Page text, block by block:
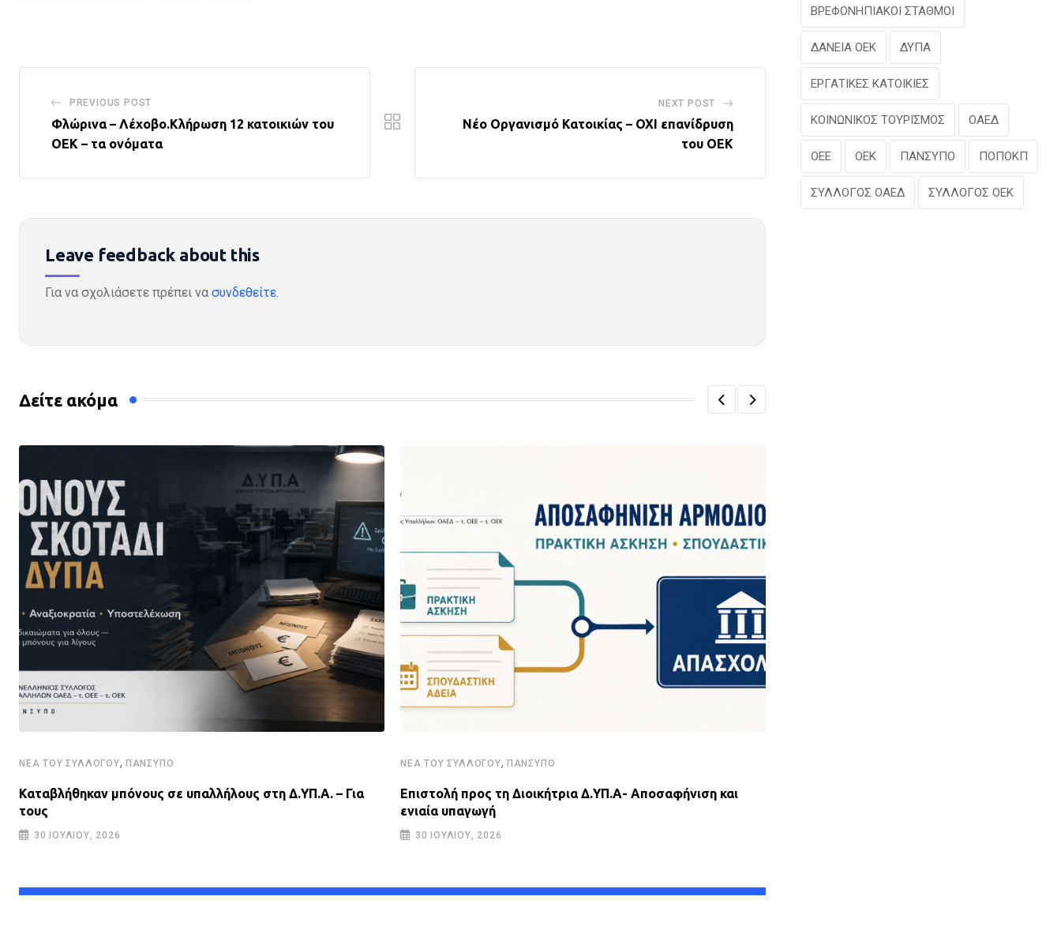
PREVIOUS POST
Φλώρινα – Λέχοβο.Κλήρωση 12 κατοικιών του
ΟΕΚ – τα ονόματα
NEXT POST
Νέο Οργανισμό Κατοικίας – ΟΧΙ επανίδρυση
του ΟΕΚ
Leave feedback about this
Για να σχολιάσετε πρέπει να συνδεθείτε.
Δείτε ακόμα
ΝΈΑ ΤΟΥ ΣΥΛΛΌΓΟΥ, ΠΑΝΣΥΠΟ
Καταβλήθηκαν μπόνους σε υπαλλήλους στη Δ.ΥΠ.Α. – Για
τους
30 ΙΟΥΛΊΟΥ, 2026
ΝΈΑ ΤΟΥ ΣΥΛΛΌΓΟΥ, ΠΑΝΣΥΠΟ
Επιστολή προς τη Διοικήτρια Δ.ΥΠ.Α- Αποσαφήνιση και
ενιαία υπαγωγή
30 ΙΟΥΛΊΟΥ, 2026
ΒΡΕΦΟΝΗΠΙΑΚΟΙ ΣΤΑΘΜΟΙ
ΔΑΝΕΙΑ ΟΕΚ ΔΥΠΑ
ΕΡΓΑΤΙΚΕΣ ΚΑΤΟΙΚΙΕΣ
ΚΟΙΝΩΝΙΚΟΣ ΤΟΥΡΙΣΜΟΣ ΟΑΕΔ
ΟΕΕ ΟΕΚ ΠΑΝΣΥΠΟ ΠΟΠΟΚΠ
ΣΥΛΛΟΓΟΣ ΟΑΕΔ ΣΥΛΛΟΓΟΣ ΟΕΚ